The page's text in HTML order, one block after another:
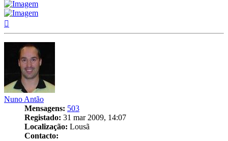
Nuno Antão
Mensagens: 503
Registado: 31 mar 2009, 14:07
Localização: Lousã
Contacto: